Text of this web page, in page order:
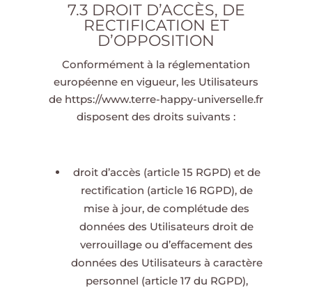
7.3 DROIT D’ACCÈS, DE
RECTIFICATION ET
D’OPPOSITION
Conformément à la réglementation
européenne en vigueur, les Utilisateurs
de https://www.terre-happy-universelle.fr
disposent des droits suivants :
droit d’accès (article 15 RGPD) et de
rectification (article 16 RGPD), de
mise à jour, de complétude des
données des Utilisateurs droit de
verrouillage ou d’effacement des
données des Utilisateurs à caractère
personnel (article 17 du RGPD),